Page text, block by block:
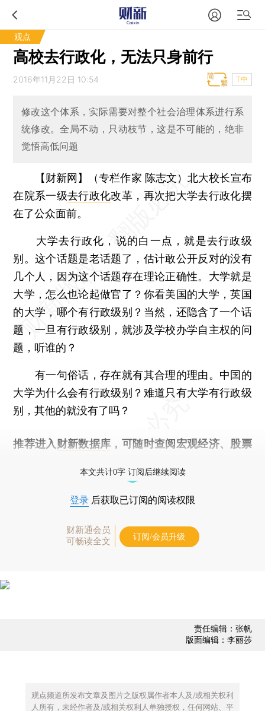
观点
高校去行政化，无法只身前行
2016年11月22日 10:54 T中
修改这个体系，实际需要对整个社会治理体系进行系
统修改。全局不动，只动枝节，这是不可能的，绝非
觉悟高低问题
【财新网】（专栏作家 陈志文）北大校长宣布
在院系一级去行政化改革，再次把大学去行政化摆
在了公众面前。
大学去行政化，说的白一点，就是去行政级
别。这个话题是老话题了，估计敢公开反对的没有
几个人，因为这个话题存在理论正确性。大学就是
大学，怎么也论起做官了？你看美国的大学，英国
的大学，哪个有行政级别？当然，还隐含了一个话
题，一旦有行政级别，就涉及学校办学自主权的问
题，听谁的？
有一句俗话，存在就有其合理的理由。中国的
大学为什么会有行政级别？难道只有大学有行政级
别，其他的就没有了吗？
推荐进入 财新数据库 ，可随时查阅宏观经济、股票
本文共计0字 订阅后继续阅读
登录 后获取已订阅的阅读权限
财新通会员
可畅读全文
订阅/会员升级
责任编辑：张帆
版面编辑：李丽莎
观点频道所发布文章及图片之版权属作者本人及/或相关权利
人所有，未经作者及/或相关权利人单独授权，任何网站、平